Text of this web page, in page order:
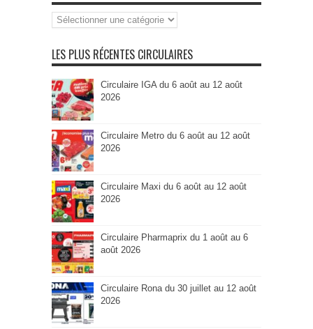
Recherche
par
LES PLUS RÉCENTES CIRCULAIRES
Circulaire IGA du 6 août au 12 août
2026
Circulaire Metro du 6 août au 12 août
2026
Circulaire Maxi du 6 août au 12 août
2026
Circulaire Pharmaprix du 1 août au 6
août 2026
Circulaire Rona du 30 juillet au 12 août
2026